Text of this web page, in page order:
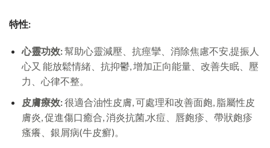
特性:
心靈功效:幫助心靈減壓、抗痙攣、消除焦慮不安,提振人
心又 能放鬆情緒、抗抑鬱, 增加正向能量、改善失眠、壓
力、心律不整。
皮膚療效:很適合油性皮膚, 可處理和改善面皰, 脂屬性皮
膚炎, 促進傷口癒合, 消炎抗菌,水痘、唇皰疹、帶狀皰疹
瘙癢、銀屑病(牛皮癬)。